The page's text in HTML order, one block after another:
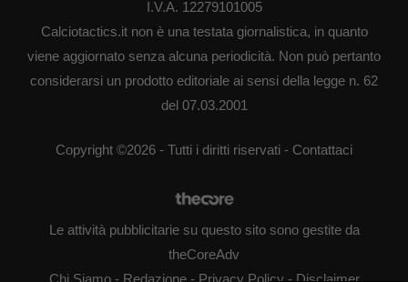
I.V.A. 12279101005
Calciotactics.it non è una testata giornalistica, in quanto
viene aggiornato senza alcuna periodicità. Non può pertanto
considerarsi un prodotto editoriale ai sensi della legge n. 62
del 07.03.2001
Copyright ©2026 - Tutti i diritti riservati - Contattaci
Le attività pubblicitarie su questo sito sono gestite da
theCoreAdv
Chi Siamo- Redazione- Privacy Policy- Disclaimer